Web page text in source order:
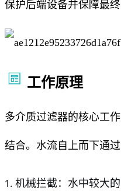
保护后端设备并保障最终
工作原理
多介质过滤器的核心工
结合。水流自上而下通过
机械拦截：水中较大